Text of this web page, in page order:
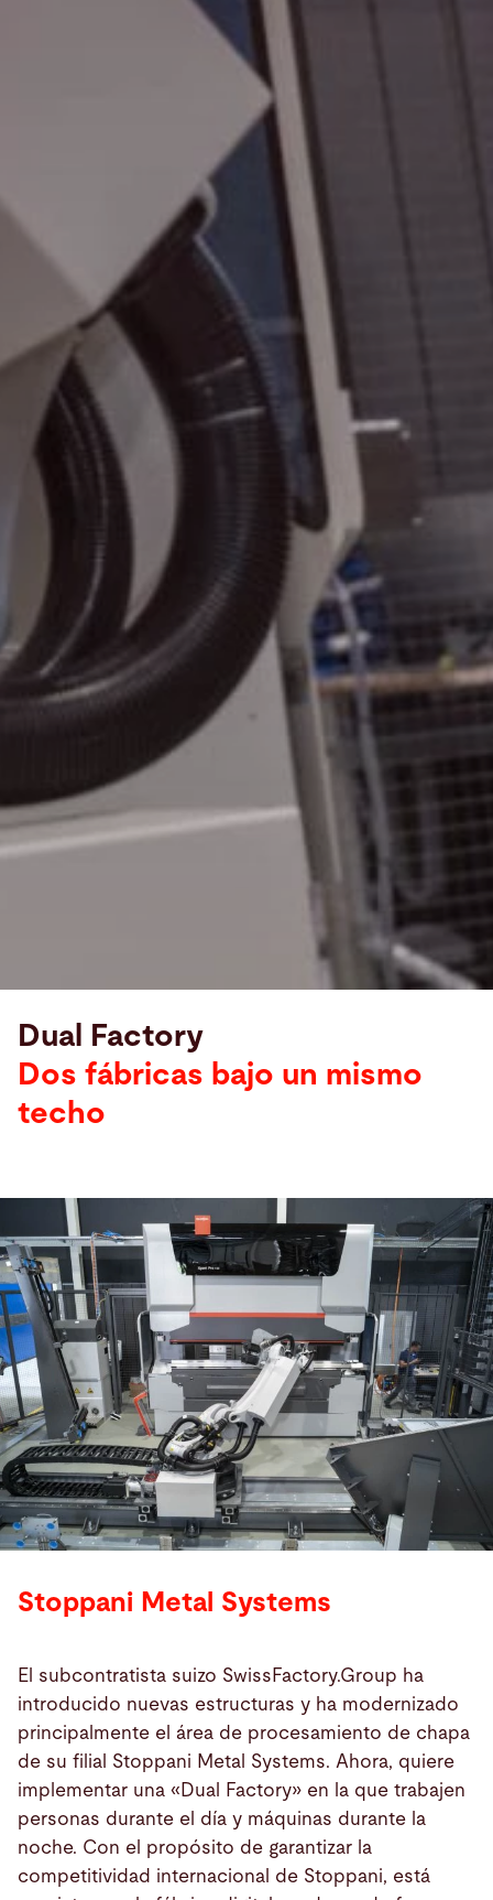
Dual Factory
Dos fábricas bajo un mismo
techo
Stoppani
Metal
Systems
Stoppani Metal Systems
El subcontratista suizo SwissFactory.Group ha
introducido nuevas estructuras y ha modernizado
principalmente el área de procesamiento de chapa
de su filial Stoppani Metal Systems. Ahora, quiere
implementar una «Dual Factory» en la que trabajen
personas durante el día y máquinas durante la
noche. Con el propósito de garantizar la
competitividad internacional de Stoppani, está